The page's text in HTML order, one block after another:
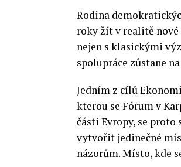
Rodina
roky žít v realitě nové
nejen s klasickými
spolupráce zůstane
Jedním z cílů
kterou se Fórum v
části Evropy, se
vytvořit jedinečné
názorům. Místo, kde